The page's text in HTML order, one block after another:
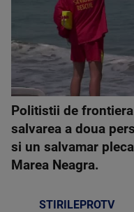
Politistii de
salvarea a doua
si un salvamar
Marea Neagra.
STIRILEPROTV